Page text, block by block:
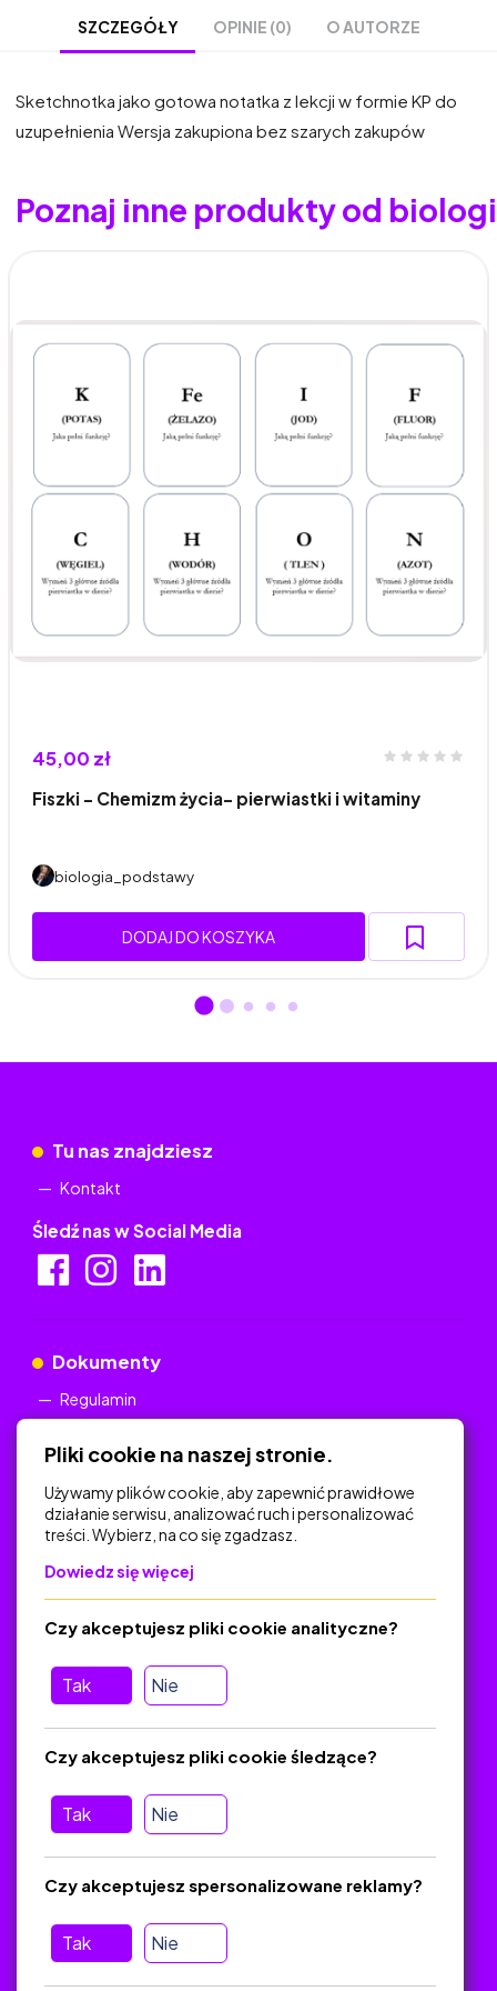
SZCZEGÓŁY OPINIE (0) O AUTORZE
Sketchnotka jako gotowa notatka z lekcji w formie KP do
uzupełnienia Wersja zakupiona bez szarych zakupów
Poznaj inne produkty od
45,00 zł
Fiszki - Chemizm życia- pierwiastki i witaminy
biologia_podstawy
DODAJ DO KOSZYKA
Tu nas znajdziesz
Kontakt
Śledź nas w Social Media
Dokumenty
Regulamin
Na skróty
Polityka Prywatności
Regulamin
O platformie
Baza materiałów dydaktycznych
Jak zostać autorem
FAQ
wiadomość nie trafiła do folderu SPAM)
Pliki cookie na naszej stronie.
Używamy plików cookie, aby zapewnić prawidłowe
działanie serwisu, analizować ruch i personalizować
treści. Wybierz, na co się zgadzasz.
Dowiedz się więcej
Tak Nie
Czy akceptujesz pliki cookie analityczne?
Tak Nie
Czy akceptujesz pliki cookie śledzące?
Tak Nie
Czy akceptujesz spersonalizowane reklamy?